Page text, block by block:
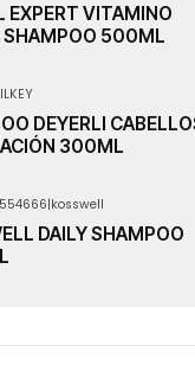
EXPERT VITAMINO
SHAMPOO 500ML
DEYERLI
300ML
|kosswell
DAILY SHAMPOO